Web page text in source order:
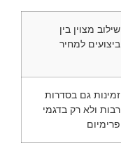
שילוב מצוין בין
ביצועים למחיר
זמינות גם בסדרות
רבות ולא רק בדגמי
פרימיום